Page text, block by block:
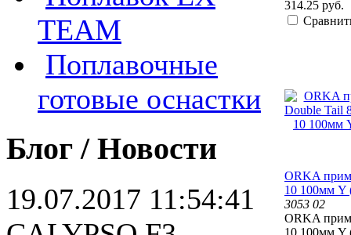
TEAM
Поплавочные
готовые оснастки
Блог / Новости
19.07.2017 11:54:41
314.25 руб.
ORKA
10 100мм Y
3053 02
ORKA
10 100мм Y